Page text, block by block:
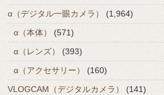
α（デジタル一眼カメラ）
(1,964)
α（本体）
(571)
α（レンズ）
(393)
α（アクセサリー）
(160)
VLOGCAM（デジタルカメラ）
(141)